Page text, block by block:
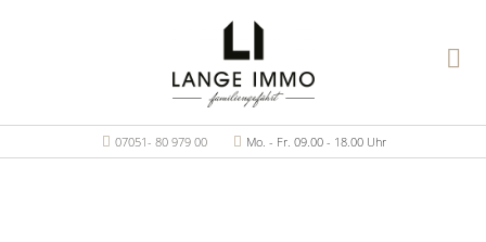
07051- 80 979 00 Mo. - Fr. 09.00 - 18.00 Uhr